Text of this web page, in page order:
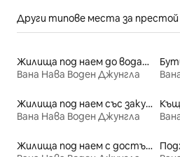
Други типове места за престой
Жилища под наем до водата
Вана Нава Воден Джунгла
Жилища под наем със закуска
Вана Нава Воден Джунгла
Жилища под наем с достъп до плажа